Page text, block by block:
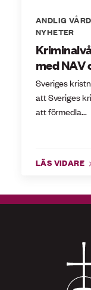
ANDLIG
NYHETER
med NAV
Sveriges
att Sveriges
att förmedla...
LÄS VIDARE